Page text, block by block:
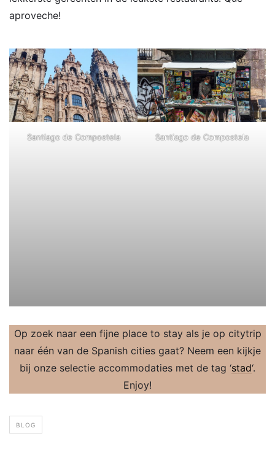
aproveche!
Santiago de Compostela Santiago de Compostela
Op zoek naar een fijne place to stay als je op citytrip
naar één van de Spanish cities gaat? Neem een kijkje
bij onze selectie accommodaties met de tag ‘stad‘.
Enjoy!
BLOG